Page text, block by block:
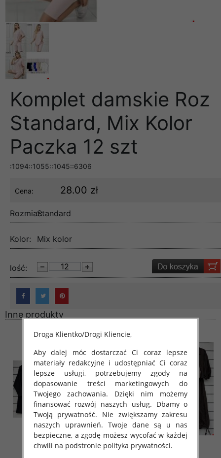
Komplet damskie Roz
Standard, Mix Kolor
Paczka 12 szt
:1094::1055::1045::6306
Cena: 28.00 zł
Rozmiar:Standard
Kolor: Mix kolor
lość:
Inne produkty
Droga Klientko/Drogi Kliencie,
Aby dalej móc dostarczać Ci coraz lepsze
materiały redakcyjne i udostępniać Ci coraz
lepsze usługi, potrzebujemy zgody na
dopasowanie treści marketingowych do
Twojego zachowania. Dzięki nim możemy
finansować rozwój naszych usług. Dbamy o
Twoją prywatność. Nie zwiększamy zakresu
naszych uprawnień. Twoje dane są u nas
bezpieczne, a zgodę możesz wycofać w każdej
chwili na podstronie polityka prywatności.